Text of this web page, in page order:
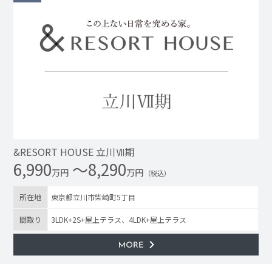
&RESORT HOUSE 立川Ⅶ期
6,990万円 〜8,290万円 （税込）
所在地 東京都立川市柴崎町5丁目
間取り 3LDK+2S+屋上テラス、4LDK+屋上テラス